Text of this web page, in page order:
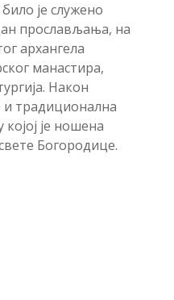
је служено
прослављања, на
архангела
манастира,
Након
и традиционална
је ношена
Богородице.